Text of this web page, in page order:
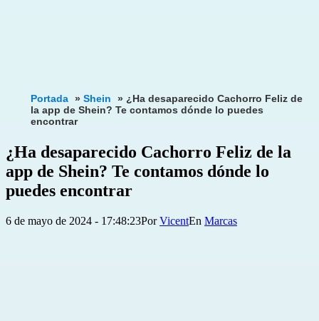
Portada » Shein » ¿Ha desaparecido Cachorro Feliz de
la app de Shein? Te contamos dónde lo puedes
encontrar
¿Ha desaparecido Cachorro Feliz de la
app de Shein? Te contamos dónde lo
puedes encontrar
Publicada
6 de mayo de 2024 - 17:48:23PorVicent
Categorizado
Marcas